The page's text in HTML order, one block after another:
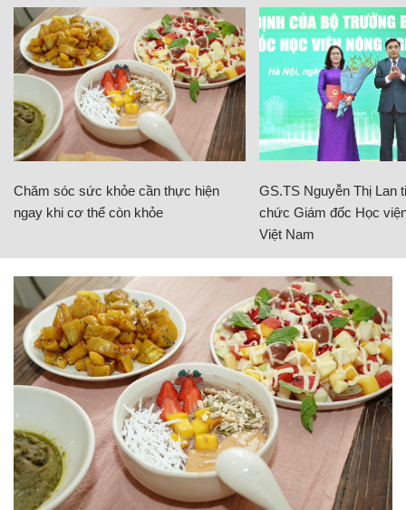
Chăm sóc sức khỏe cần thực hiện
ngay khi cơ thể còn khỏe
GS.TS Nguyễn Thị Lan
chức Giám đốc Học
Việt Nam